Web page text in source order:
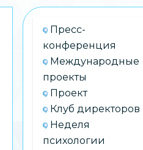
Пресс-
конференция
Международные
проекты
Проект
Клуб директоров
Неделя
психологии